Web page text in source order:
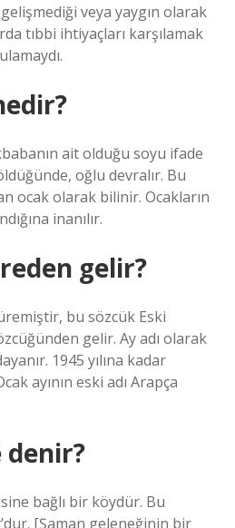
veya yaygın olarak
tıbbi ihtiyaçları karşılamak
ait olduğu soyu ifade
oğlu devralır. Bu
ocak olarak bilinir. Ocakların
inanılır.
gelir?
bu sözcük Eski
gelir. Ay adı olarak
1945 yılına kadar
ayının eski adı Arapça
denir?
bağlı bir köydür. Bu
[Şaman geleneğinin bir